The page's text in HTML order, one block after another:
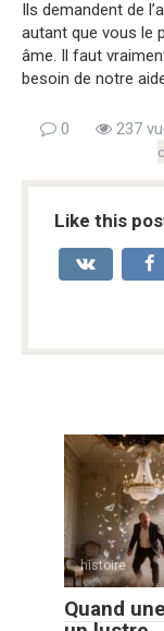
Ils demandent de
autant que vous le
âme. Il faut
besoin de notre
0 237
Like this
histoire
Quand